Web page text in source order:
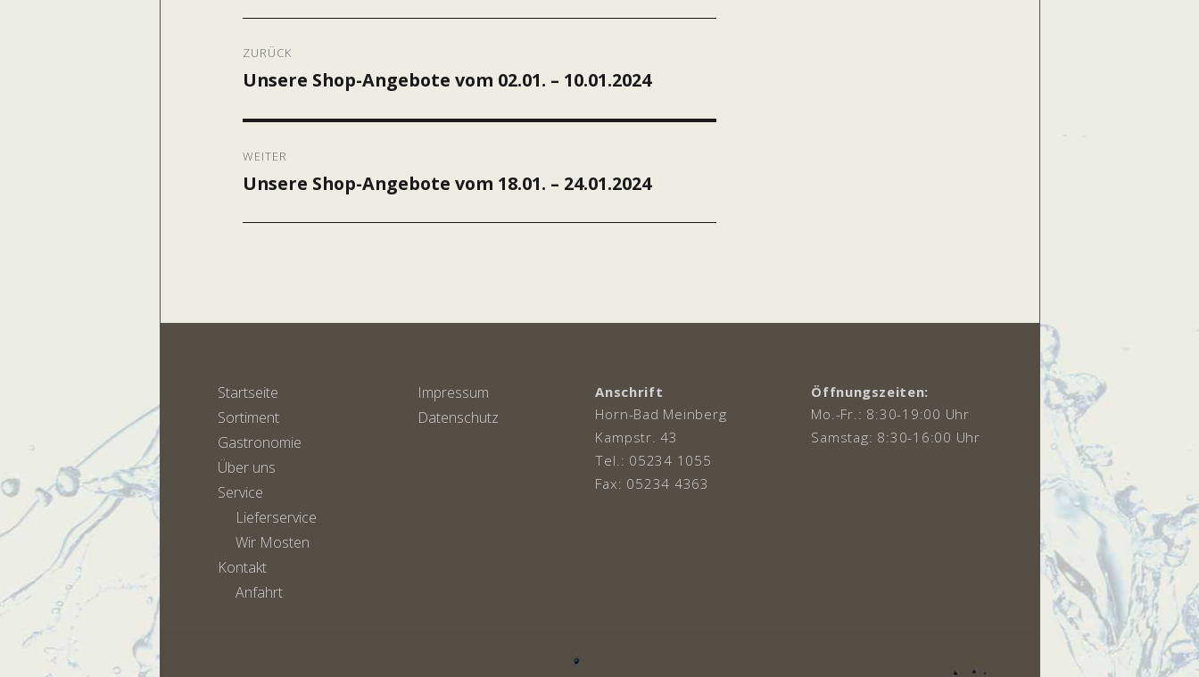
ZURÜCK
Vorheriger
Unsere Shop-Angebote vom 02.01. – 10.01.2024
WEITER
Nächster
Unsere Shop-Angebote vom 18.01. – 24.01.2024
Startseite
Sortiment
Gastronomie
Über uns
Service
Lieferservice
Wir Mosten
Kontakt
Anfahrt
Impressum
Datenschutz
Anschrift
Horn-Bad Meinberg
Kampstr. 43
Tel.: 05234 1055
Fax: 05234 4363
Öffnungszeiten:
Mo.-Fr.: 8:30-19:00 Uhr
Samstag: 8:30-16:00 Uhr